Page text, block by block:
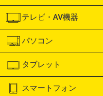
テレビ・AV機器
パソコン
タブレット
スマートフォン